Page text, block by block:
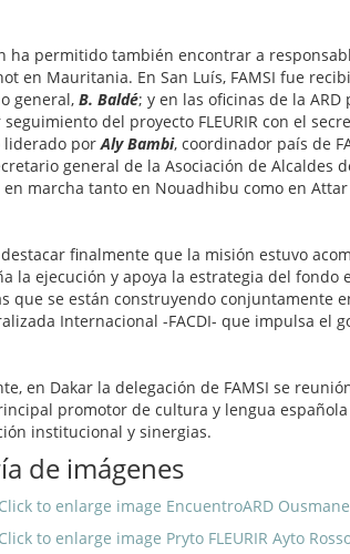
ha permitido también encontrar a
en Mauritania. En San Luís, FAMSI fue
general, B. Baldé; y en las oficinas de la
del proyecto FLEURIR con el
liderado porAly Bambi, coordinador país de
general de la Asociación de Alcaldes
en marcha tanto en Nouadhibu como en
finalmente que la misión estuvo
la ejecución y apoya la estrategia del
que se están construyendo conjuntamente
Internacional -FACDI- que impulsa el
en Dakar la delegación de FAMSI se
promotor de cultura y lengua
institucional y sinergias.
de imágenes